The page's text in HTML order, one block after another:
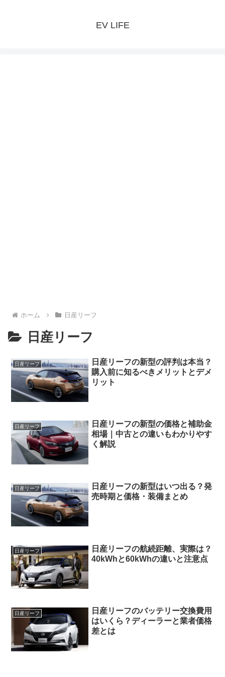
EV LIFE
ホーム 日産リーフ
日産リーフ
日産リーフ
日産リーフの新型の評判は本当？
購入前に知るべきメリットとデメ
リット
日産リーフ
日産リーフの新型の価格と補助金
相場｜中古との違いもわかりやす
く解説
日産リーフ
日産リーフの新型はいつ出る？発
売時期と価格・装備まとめ
日産リーフ
日産リーフの航続距離、実際は？
40kWhと60kWhの違いと注意点
日産リーフ
日産リーフのバッテリー交換費用
はいくら？ディーラーと業者価格
差とは